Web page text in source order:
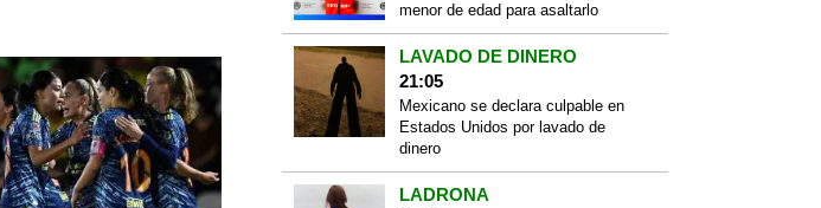
menor de edad para asaltarlo
LAVADO DE DINERO
21:05
Mexicano se declara culpable en
Estados Unidos por lavado de
dinero
LADRONA